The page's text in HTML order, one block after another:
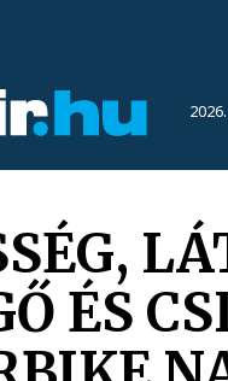
ÉS